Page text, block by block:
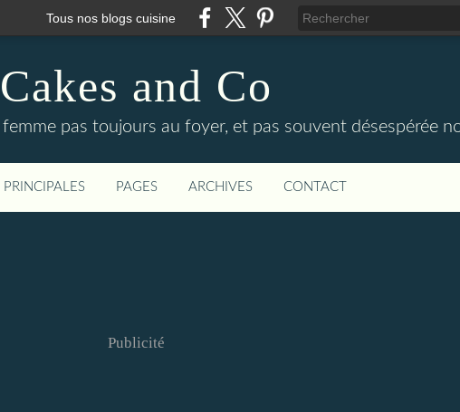
Tous nos blogs cuisine
Cakes and Co
pas toujours au foyer, et pas souvent désespérée
PAGES ARCHIVES CONTACT
Publicité